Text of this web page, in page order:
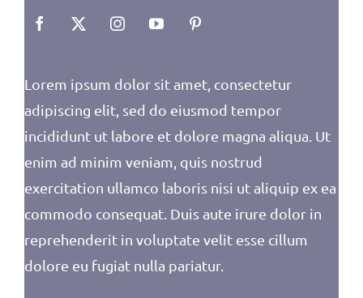
Lorem ipsum dolor sit amet, consectetur
adipiscing elit, sed do eiusmod tempor
incididunt ut labore et dolore magna aliqua. Ut
enim ad minim veniam, quis nostrud
exercitation ullamco laboris nisi ut aliquip ex ea
commodo consequat. Duis aute irure dolor in
reprehenderit in voluptate velit esse cillum
dolore eu fugiat nulla pariatur.